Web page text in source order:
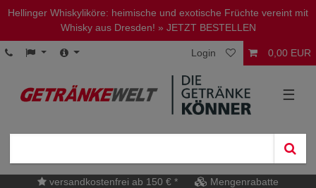
Hellinger Whiskyliköre: heimische und exotische Früchte vereint mit
Whisky aus Dresden! » JETZT BESTELLEN
Login 0,00 EUR
☰
versandkostenfrei ab 150 € *
Mengenrabatte